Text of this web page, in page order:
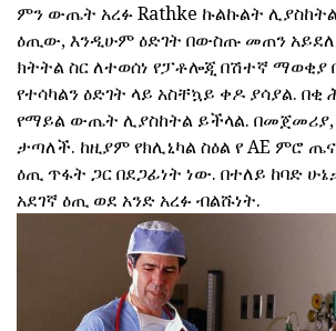
ምን ውጤት አረፉ Rathke ኩልኩልት
ዕጢው, እንዲሁም ዕድገት በውስጡ መጠን
ክትትል ስር ለተወሰነ የፓቶሎጂ በሽተኛ ማወቂያ
የተሳካልን ዕድገት ላይ አስቸኳይ ቀዶ ያሳያል.
የማይል ውጤት ሊያስከትል ይችላል.
ታጣለች. ከዚያም የክሊኒካል ስዕል የ AE ምሮ
ዕጢ ጥፋት ጋር በደጋፊነት ነው. በተለይ ከባድ
አደገኛ ዕጢ ወደ አንድ አረፉ ብልሹነት.